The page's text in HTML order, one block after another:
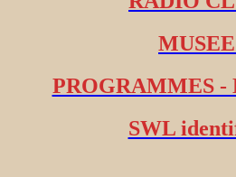
PROGRAMMES
SWL